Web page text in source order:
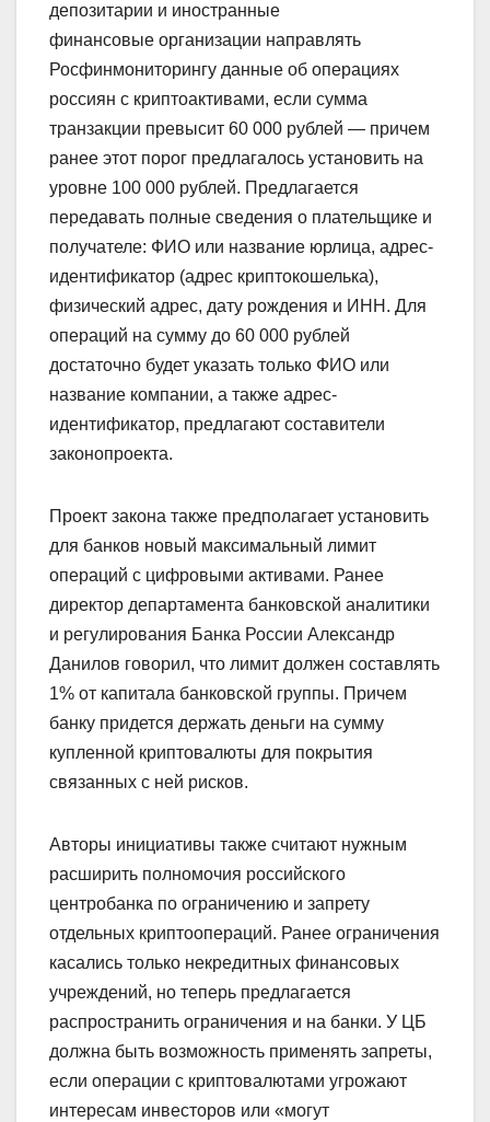
депозитарии и иностранные
финансовые организации направлять
Росфинмониторингу данные об операциях
россиян с криптоактивами, если сумма
транзакции превысит 60 000 рублей — причем
ранее этот порог предлагалось установить на
уровне 100 000 рублей. Предлагается
передавать полные сведения о плательщике и
получателе: ФИО или название юрлица, адрес-
идентификатор (адрес криптокошелька),
физический адрес, дату рождения и ИНН. Для
операций на сумму до 60 000 рублей
достаточно будет указать только ФИО или
название компании, а также адрес-
идентификатор, предлагают составители
законопроекта.
Проект закона также предполагает установить
для банков новый максимальный лимит
операций с цифровыми активами. Ранее
директор департамента банковской аналитики
и регулирования Банка России Александр
Данилов говорил, что лимит должен составлять
1% от капитала банковской группы. Причем
банку придется держать деньги на сумму
купленной криптовалюты для покрытия
связанных с ней рисков.
Авторы инициативы также считают нужным
расширить полномочия российского
центробанка по ограничению и запрету
отдельных криптоопераций. Ранее ограничения
касались только некредитных финансовых
учреждений, но теперь предлагается
распространить ограничения и на банки. У ЦБ
должна быть возможность применять запреты,
если операции с криптовалютами угрожают
интересам инвесторов или «могут